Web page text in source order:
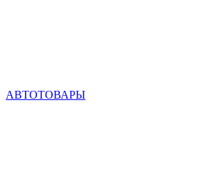
АВТОТОВАРЫ